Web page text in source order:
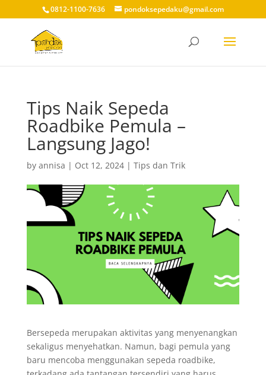
0812-1100-7636 pondoksepedaku@gmail.com
Tips Naik Sepeda
Roadbike Pemula –
Langsung Jago!
by annisa | Oct 12, 2024| Tips dan Trik
Bersepeda merupakan aktivitas yang menyenangkan
sekaligus menyehatkan. Namun, bagi pemula yang
baru mencoba menggunakan sepeda roadbike,